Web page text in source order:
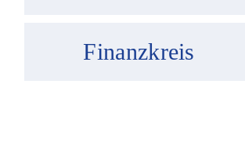
Finanzkreis